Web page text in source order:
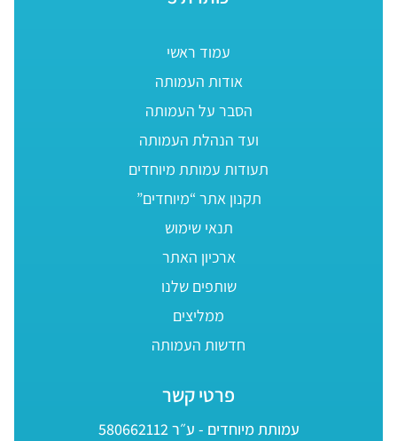
עמוד ראשי
אודות העמותה
הסבר על העמותה
ועד הנהלת העמותה
תעודות עמותת מיוחדים
תקנון אתר “מיוחדים”
תנאי שימוש
ארכיון האתר
שותפים שלנו
ממליצים
חדשות העמותה
פרטי קשר
עמותת מיוחדים - ע״ר 580662112